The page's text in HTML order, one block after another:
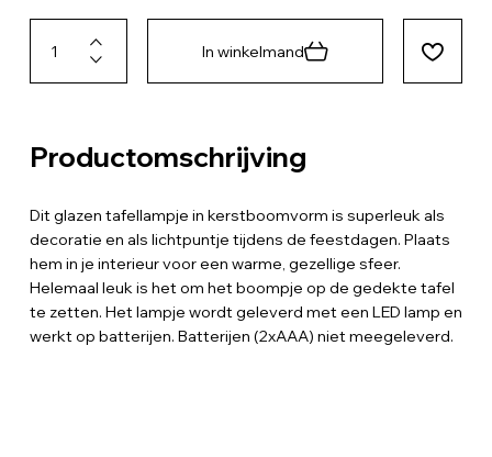
In winkelmand
Productomschrijving
Dit glazen tafellampje in kerstboomvorm is superleuk als
decoratie en als lichtpuntje tijdens de feestdagen. Plaats
hem in je interieur voor een warme, gezellige sfeer.
Helemaal leuk is het om het boompje op de gedekte tafel
te zetten. Het lampje wordt geleverd met een LED lamp en
werkt op batterijen. Batterijen (2xAAA) niet meegeleverd.